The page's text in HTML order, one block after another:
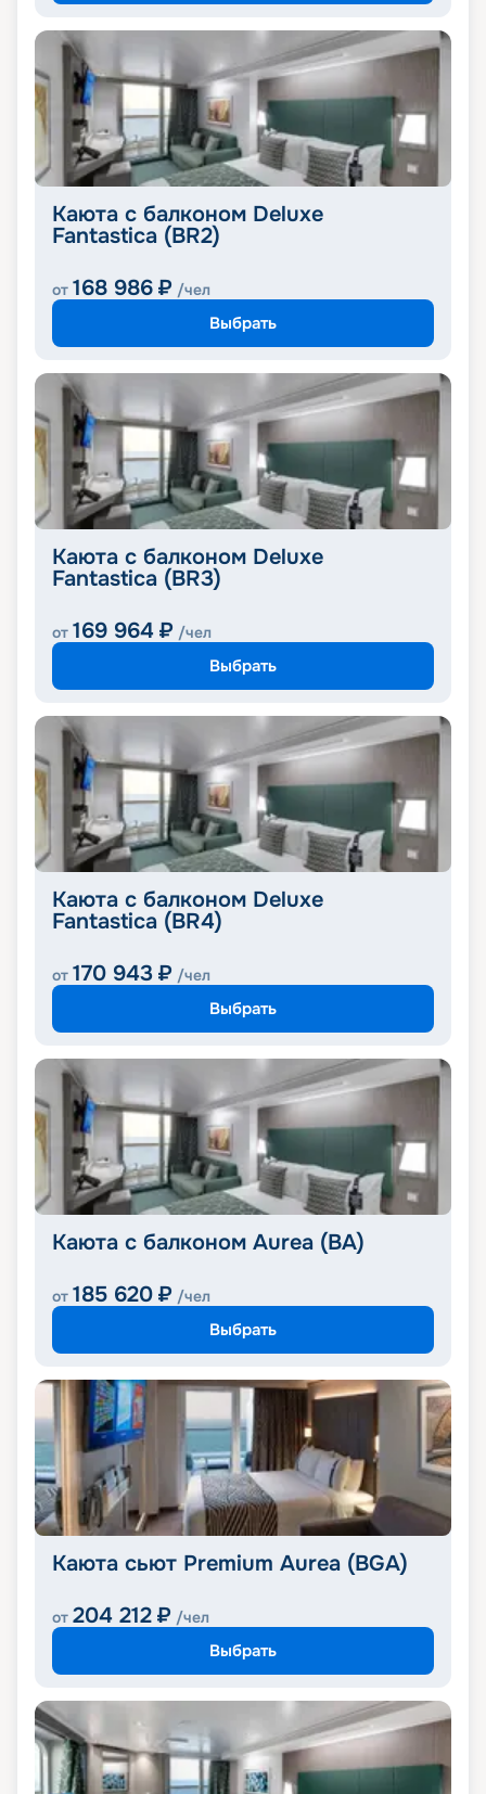
Каюта с балконом Deluxe
Fantastica (BR2)
от 168 986 ₽ /чел
Выбрать
Каюта с балконом Deluxe
Fantastica (BR3)
от 169 964 ₽ /чел
Выбрать
Каюта с балконом Deluxe
Fantastica (BR4)
от 170 943 ₽ /чел
Выбрать
Каюта с балконом Aurea (BA)
от 185 620 ₽ /чел
Выбрать
Каюта сьют Premium Aurea (BGA)
от 204 212 ₽ /чел
Выбрать